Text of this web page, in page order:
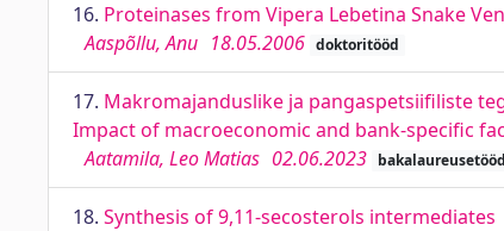
16. Proteinases from Vipera Lebetina Snake
Aaspõllu, Anu 18.05.2006 doktoritööd
17. Makromajanduslike ja pangaspetsiifiliste
Impact of macroeconomic and bank-specific
Aatamila, Leo Matias 02.06.2023 bakalaureusetööd
18. Synthesis of 9,11-secosterols intermediates